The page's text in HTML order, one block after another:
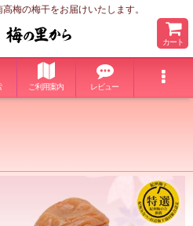
梅の梅干をお届けいたします。
カート
ご利用案内 レビュー